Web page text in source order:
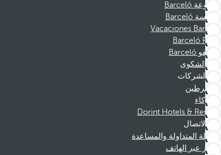
مجموعة Barceló
مؤسسة Barceló
Vacaciones Barceló
Barceló Films
موظفو Barceló
قناة الشكوى
الشركات
المنخرطين
الشركاء
Dorint Hotels & Resorts
الاتصال
الأسئلة المتداولة والمساعدة
الحجز عبر الهاتف